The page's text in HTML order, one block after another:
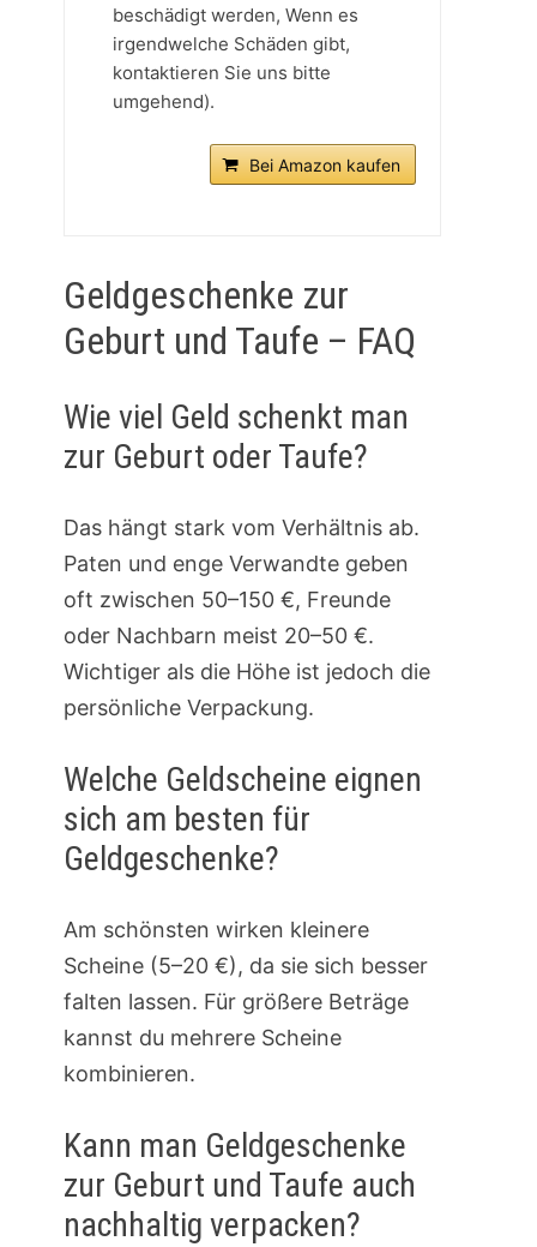
beschädigt werden, Wenn es
irgendwelche Schäden gibt,
kontaktieren Sie uns bitte
umgehend).
Bei Amazon kaufen
Geldgeschenke zur
Geburt und Taufe – FAQ
Wie viel Geld schenkt man
zur Geburt oder Taufe?
Das hängt stark vom Verhältnis ab.
Paten und enge Verwandte geben
oft zwischen 50–150 €, Freunde
oder Nachbarn meist 20–50 €.
Wichtiger als die Höhe ist jedoch die
persönliche Verpackung.
Welche Geldscheine eignen
sich am besten für
Geldgeschenke?
Am schönsten wirken kleinere
Scheine (5–20 €), da sie sich besser
falten lassen. Für größere Beträge
kannst du mehrere Scheine
kombinieren.
Kann man Geldgeschenke
zur Geburt und Taufe auch
nachhaltig verpacken?